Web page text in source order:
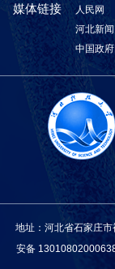
媒体链接 人民网
河北新闻
中国政府
地址：河北省石家庄
安备